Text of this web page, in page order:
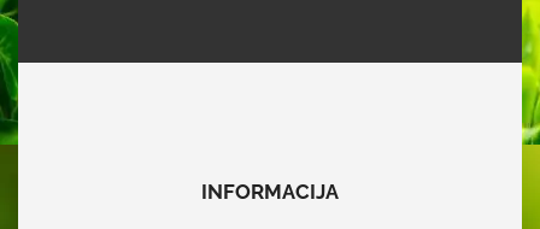
INFORMACIJA